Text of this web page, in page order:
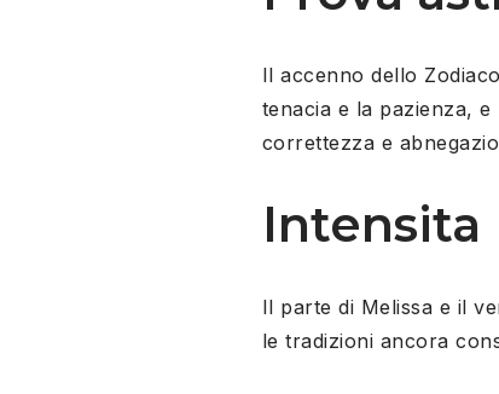
Il accenno dello
tenacia e la pazienza,
correttezza e
Intensita
Il parte di Melissa e il
le tradizioni ancora